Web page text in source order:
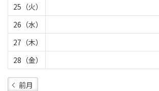
25（火）
26（水）
27（木）
28（金）
前月